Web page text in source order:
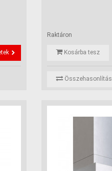
Raktáron
Kosárba tesz
Összehasonlítás